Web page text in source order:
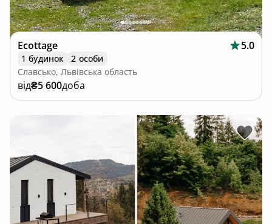
Ecottage 5.0
1 будинок
2 особи
Славсько, Львівська область
від₴5 600доба